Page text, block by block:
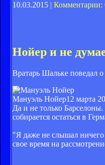
10.03.2015 | Комментарии:
Нойер и не
Вратарь Шальке поведал
Мануэль Нойер12 марта
Да и не только
собирается остаться в
"Я даже не слышал ничего
свое время на